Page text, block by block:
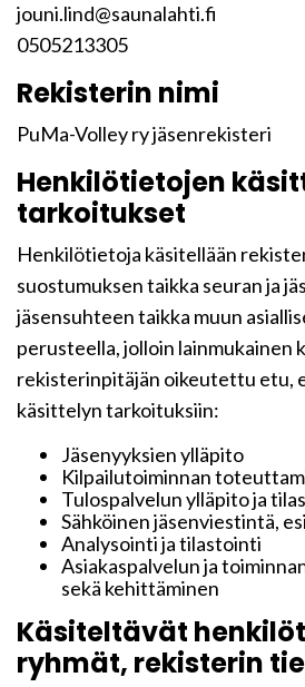
jouni.lind@saunalahti.fi
0505213305
Rekisterin nimi
PuMa-Volley ry jäsenrekisteri
Henkilötietojen
tarkoitukset
Henkilötietoja käsitellään
suostumuksen taikka seuran ja
jäsensuhteen taikka muun
perusteella, jolloin lainmukainen
rekisterinpitäjän oikeutettu etu,
käsittelyn tarkoituksiin:
Jäsenyyksien ylläpito
Kilpailutoiminnan
Tulospalvelun ylläpito ja
Sähköinen jäsenviestintä,
Analysointi ja tilastointi
Asiakaspalvelun ja
sekä kehittäminen
Käsiteltävät
ryhmät, rekisterin